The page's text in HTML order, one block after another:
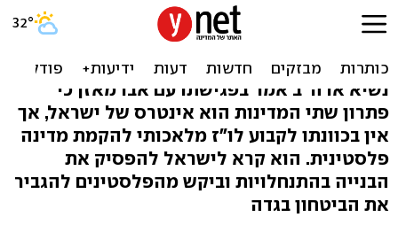
אובמה: לא להתמהמה בדרך
למדינה פלסטינית
נשיא ארה"ב אמר בפגישתו עם אבו מאזן כי
פתרון שתי המדינות הוא אינטרס של ישראל, אך
אין בכוונתו לקבוע לו"ז מלאכותי להקמת מדינה
פלסטינית. הוא קרא לישראל להפסיק את
הבנייה בהתנחלויות וביקש מהפלסטינים להגביר
את הביטחון בגדה